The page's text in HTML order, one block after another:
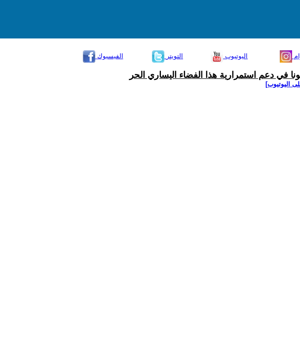
الفيسبوك
التويتر اليوتيوب
في دعم استمرارية هذا الفضاء اليساري الحر
اليوتيوب]